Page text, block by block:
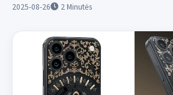
2025-08-26 2Minutės